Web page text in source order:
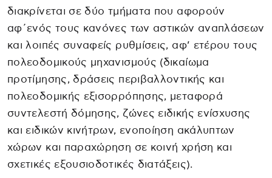
διακρίνεται σε δύο τμήματα που αφορούν
αφ΄ενός τους κανόνες των αστικών αναπλάσεων
και λοιπές συναφείς ρυθμίσεις, αφ’ ετέρου τους
πολεοδομικούς μηχανισμούς (δικαίωμα
προτίμησης, δράσεις περιβαλλοντικής και
πολεοδομικής εξισορρόπησης, μεταφορά
συντελεστή δόμησης, ζώνες ειδικής ενίσχυσης
και ειδικών κινήτρων, ενοποίηση ακάλυπτων
χώρων και παραχώρηση σε κοινή χρήση και
σχετικές εξουσιοδοτικές διατάξεις).